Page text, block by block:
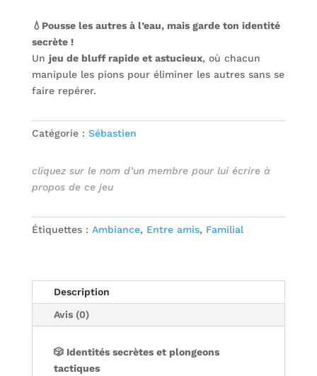
💧 Pousse les autres à l’eau, mais garde ton identité
secrète !
Un jeu de bluff rapide et astucieux, où chacun
manipule les pions pour éliminer les autres sans se
faire repérer.
Catégorie : Sébastien
cliquez sur le nom d’un membre pour lui écrire à
propos de ce jeu
Étiquettes : Ambiance, Entre amis, Familial
Description
Avis (0)
🎲 Identités secrètes et plongeons
tactiques